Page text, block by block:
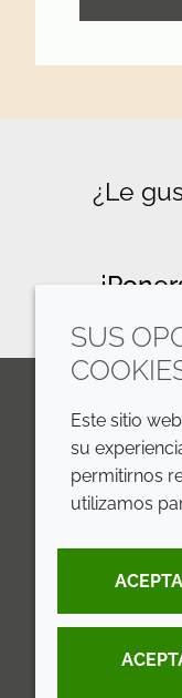
¿Le
EMPRESA
Annual Report
Sustainability
Croda.com
SUS
Este sitio
su
permitirnos
utilizamos